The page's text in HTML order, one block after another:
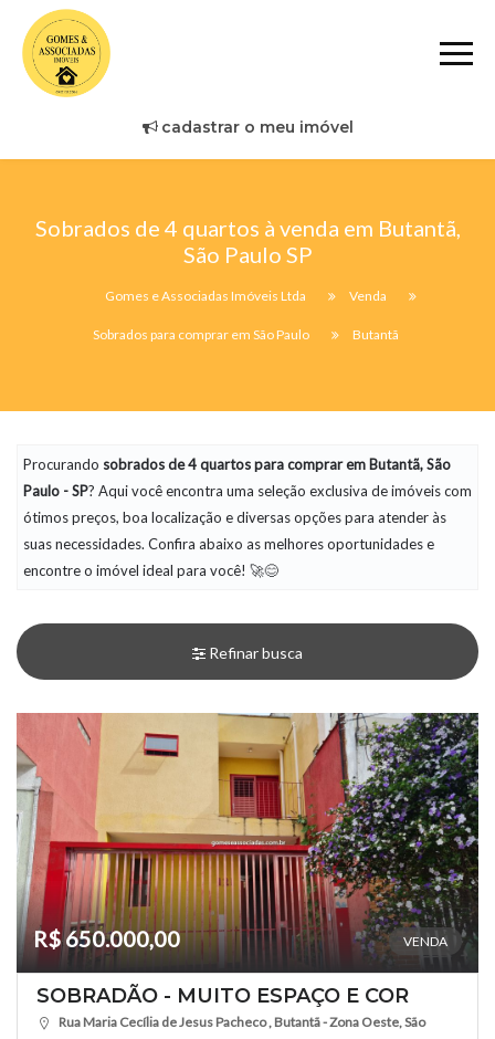
cadastrar o meu imóvel
Sobrados de 4 quartos à venda em Butantã,
São Paulo SP
Gomes e Associadas Imóveis Ltda Venda
Sobrados para comprar em São Paulo Butantã
Procurando sobradosde 4 quartos para comprar em Butantã, São
Paulo - SP? Aqui você encontra uma seleção exclusiva de imóveis com
ótimos preços, boa localização e diversas opções para atender às
suas necessidades. Confira abaixo as melhores oportunidades e
encontre o imóvel ideal para você! 🚀😊
Refinar busca
R$ 650.000,00 VENDA
SOBRADÃO - MUITO ESPAÇO E COR
Rua Maria Cecília de Jesus Pacheco , Butantã - Zona Oeste, São